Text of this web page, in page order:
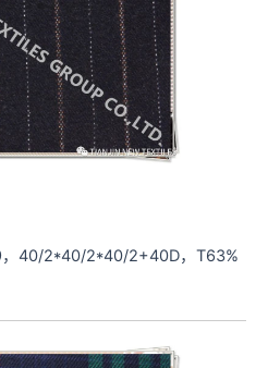
，40/2*40/2*40/2+40D，T63%